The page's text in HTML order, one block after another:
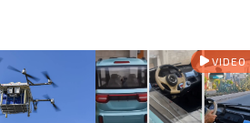
VIDEO